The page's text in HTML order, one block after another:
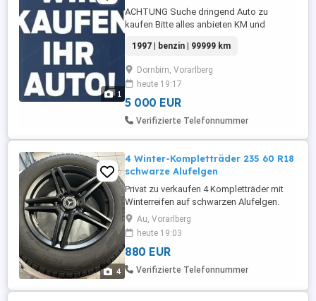
1
ACHTUNG Suche dringend Auto zu
kaufen Bitte alles anbieten KM und
beschädigt sein Auch mit Unfallschaden
Tel Nr 06765547599 Komme gerne
persönlich bei Ihnen vorbei und schaue
mir das Auto an und Kaufe es dann auch
direkt vor Ort Sofort Barzahlung vor Ort
Bin allem ...
1997 | benzin | 99999 km
Dornbirn, Vorarlberg
heute 19:17
5 000 EUR
Verifizierte Telefonnummer
4
4 Winter-Kompletträder 235 60 R18
schwarze Alufelgen
Privat zu verkaufen 4 Kompletträder mit
Winterreifen auf schwarzen Alufelgen.
Reifengröße: 235 60 R18 Profiltiefe: ca. 8
mm Zuletzt montiert auf Mercedes GLC,
Baujahr 2021 Reifen und Felgen in sehr
gutem Zustand Sofort einsatzbereit für
die Wintersaison Abholung bevorzugt,
Au, Vorarlberg
heute 19:03
880 EUR
Verifizierte Telefonnummer